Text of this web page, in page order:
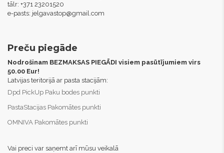
tālr: +371 23201520
e-pasts: jelgavastop@gmail.com
Preču piegāde
Nodrošinam BEZMAKSAS PIEGĀDI visiem pasūtījumiem virs
50.00 Eur!
Latvijas teritorijā ar pasta stacijām:
Dpd PickUp Paku bodes punkti
PastaStacijas Pakomātes punkti
OMNIVA Pakomātes punkti
Vai preci var saņemt arī mūsu veikalā